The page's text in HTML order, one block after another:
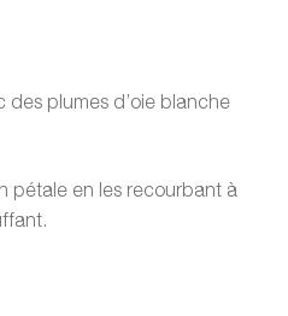
des plumes d’oie blanche
pétale en les recourbant à